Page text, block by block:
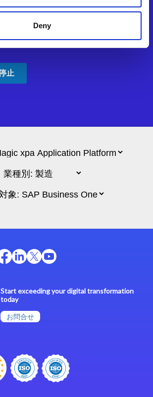
Deny
Start exceeding your digital transformation
today
お問合せ